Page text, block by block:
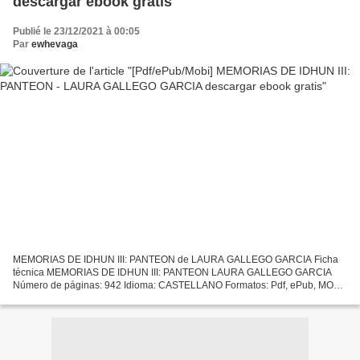
Publié le 23/12/2021 à 00:05
Par ewhevaga
MEMORIAS DE IDHUN III: PANTEON de LAURA GALLEGO GARCIA Ficha
técnica MEMORIAS DE IDHUN III: PANTEON LAURA GALLEGO GARCIA
Número de páginas: 942 Idioma: CASTELLANO Formatos: Pdf, ePub, MOBI,